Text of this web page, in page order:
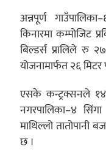
अन्नपूर्ण
किनारमा कम्पोजिट
बिल्डर्स प्रालिले रु
योजनामार्फत २६
एसके कन्ट्रक्सनले
नगरपालिका–४
माथिल्लो तातोपानी
छ ।